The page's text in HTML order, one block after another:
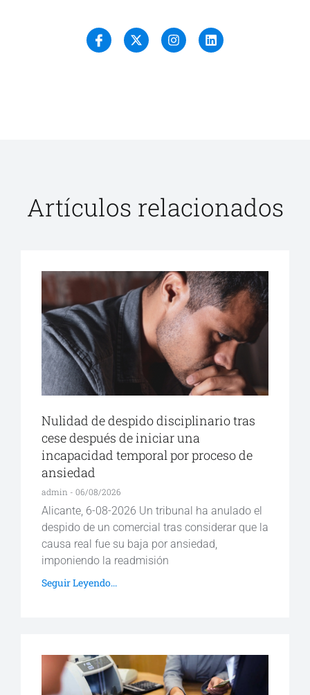
Artículos relacionados
Nulidad de despido disciplinario tras
cese después de iniciar una
incapacidad temporal por proceso de
ansiedad
admin 06/08/2026
Alicante, 6-08-2026 Un tribunal ha anulado el
despido de un comercial tras considerar que la
causa real fue su baja por ansiedad,
imponiendo la readmisión
Seguir Leyendo...